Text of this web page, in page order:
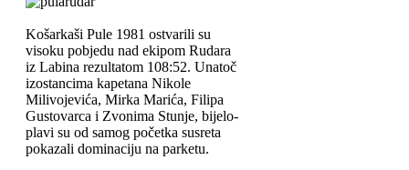
Košarkaši Pule 1981 ostvarili su
visoku pobjedu nad ekipom Rudara
iz Labina rezultatom 108:52. Unatoč
izostancima kapetana Nikole
Milivojevića, Mirka Marića, Filipa
Gustovarca i Zvonima Stunje, bijelo-
plavi su od samog početka susreta
pokazali dominaciju na parketu.